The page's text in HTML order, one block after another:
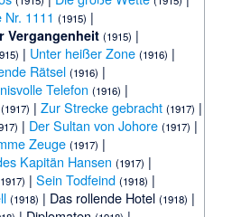
Nr. 1111 (1915) |
Vergangenheit (1915) |
| Unter heißer Zone (1916) |
Rätsel (1916) |
Telefon (1916) |
(1917) | Zur Strecke gebracht (1917) |
| Der Sultan von Johore (1917) |
Zeuge (1917) |
Kapitän Hansen (1917) |
| Sein Todfeind (1918) |
(1918) | Das rollende Hotel (1918) |